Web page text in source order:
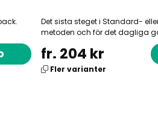
Det sista steget i Standard-
metoden och för det dagliga
fr. 204 kr
Fler varianter